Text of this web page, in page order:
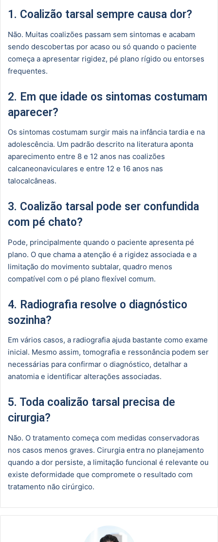
1. Coalizão tarsal sempre causa dor?
Não. Muitas coalizões passam sem sintomas e acabam
sendo descobertas por acaso ou só quando o paciente
começa a apresentar rigidez, pé plano rígido ou entorses
frequentes.
2. Em que idade os sintomas costumam
aparecer?
Os sintomas costumam surgir mais na infância tardia e na
adolescência. Um padrão descrito na literatura aponta
aparecimento entre 8 e 12 anos nas coalizões
calcaneonaviculares e entre 12 e 16 anos nas
talocalcâneas.
3. Coalizão tarsal pode ser confundida
com pé chato?
Pode, principalmente quando o paciente apresenta pé
plano. O que chama a atenção é a rigidez associada e a
limitação do movimento subtalar, quadro menos
compatível com o pé plano flexível comum.
4. Radiografia resolve o diagnóstico
sozinha?
Em vários casos, a radiografia ajuda bastante como exame
inicial. Mesmo assim, tomografia e ressonância podem ser
necessárias para confirmar o diagnóstico, detalhar a
anatomia e identificar alterações associadas.
5. Toda coalizão tarsal precisa de
cirurgia?
Não. O tratamento começa com medidas conservadoras
nos casos menos graves. Cirurgia entra no planejamento
quando a dor persiste, a limitação funcional é relevante ou
existe deformidade que compromete o resultado com
tratamento não cirúrgico.